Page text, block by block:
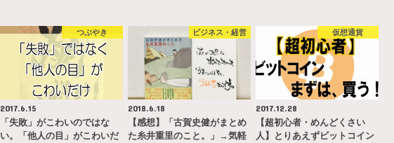
つぶやき
2017.6.15
「失敗」がこわいのではな
い。「他人の目」がこわいだ
ビジネス・経営
2018.6.18
【感想】「古賀史健がまとめ
た糸井重里のこと。」→気軽
仮想通貨
2017.12.28
【超初心者・めんどくさい
人】とりあえずビットコイン